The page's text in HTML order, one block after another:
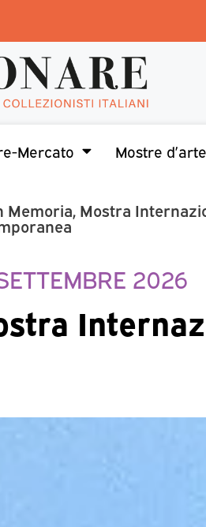
Mercato Mostre d’arte
Memoria, Mostra
2026